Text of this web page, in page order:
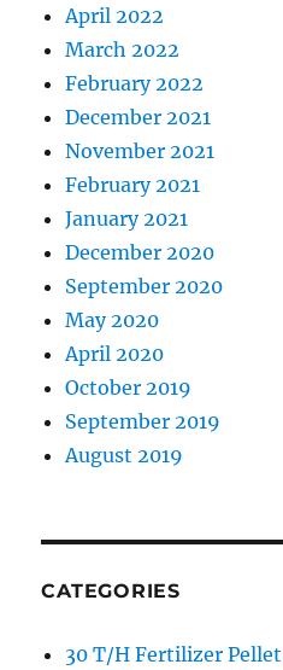
April 2022
March 2022
February 2022
December 2021
November 2021
February 2021
January 2021
December 2020
September 2020
May 2020
April 2020
October 2019
September 2019
August 2019
CATEGORIES
30 T/H Fertilizer